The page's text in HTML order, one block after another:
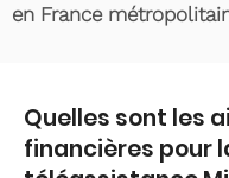
en France
Quelles sont les
financières pour